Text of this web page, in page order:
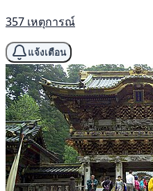
357 เหตุการณ์
แจ้งเตือน